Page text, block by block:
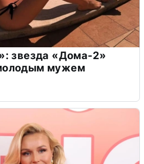
звезда «Дома-2»
мужем